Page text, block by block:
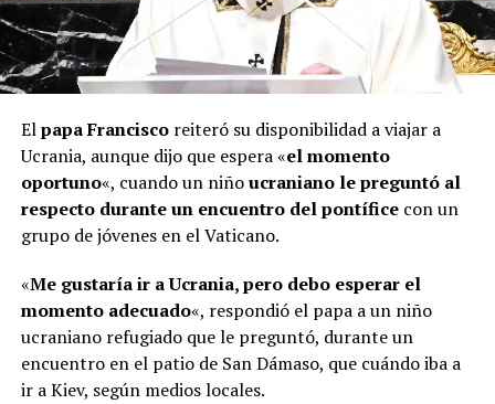
Elpapa Franciscoreiteró su disponibilidad a viajar a
Ucrania, aunque dijo que espera «el momento
oportuno«, cuando un niñoucraniano le preguntó al
respecto durante un encuentro del pontíficecon un
grupo de jóvenes en el Vaticano.
«Me gustaría ir a Ucrania, pero debo esperar el
momento adecuado«, respondió el papa a un niño
ucraniano refugiado que le preguntó, durante un
encuentro en el patio de San Dámaso, que cuándo iba a
ir a Kiev, según medios locales.